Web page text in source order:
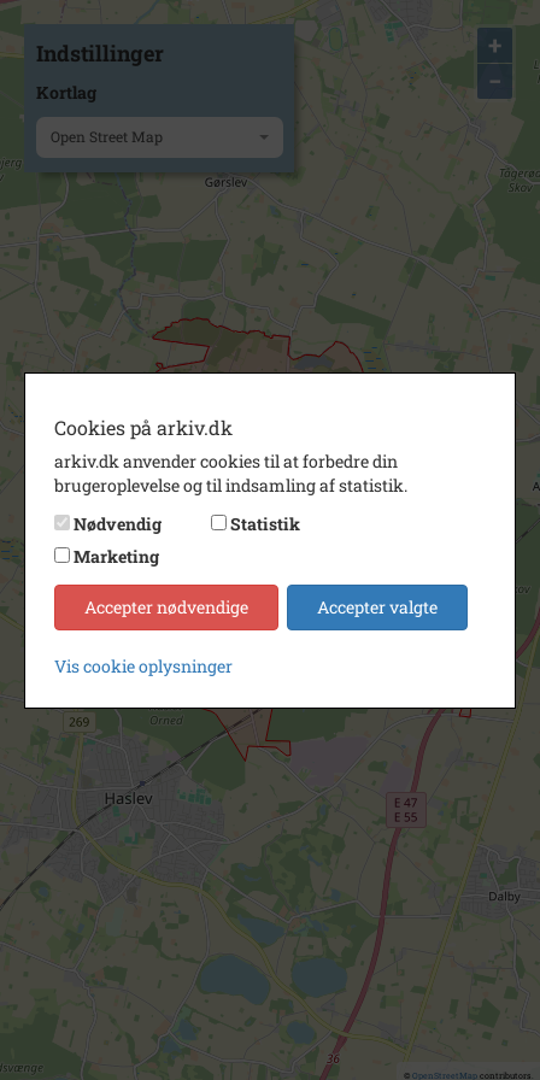
+
−
© OpenStreetMapcontributors.
Indstillinger
Kortlag
Open Street Map
Cookies på arkiv.dk
arkiv.dk anvender cookies til at forbedre din
brugeroplevelse og til indsamling af statistik.
Nødvendig
Statistik
Marketing
Accepter nødvendige Accepter valgte
Vis cookie oplysninger